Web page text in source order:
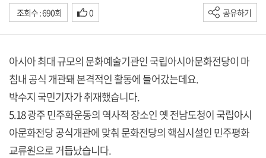
조회수 : 690회 0 공유하기
아시아 최대 규모의 문화예술기관인 국립아시아문화전당이 마
침내 공식 개관돼 본격적인 활동에 들어갔는데요.
박수지 국민기자가 취재했습니다.
5.18 광주 민주화운동의 역사적 장소인 옛 전남도청이 국립아시
아문화전당 공식개관에 맞춰 문화전당의 핵심시설인 민주평화
교류원으로 거듭났습니다.